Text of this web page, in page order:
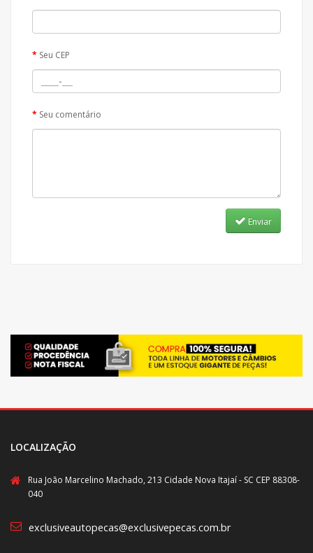
Seu CEP
Seu comentário
Enviar
LOCALIZAÇÃO
Rua João Marcelino Machado, 213 Cidade Nova Itajaí - SC CEP 88308-
040
exclusiveautopecas@exclusivepecas.com.br